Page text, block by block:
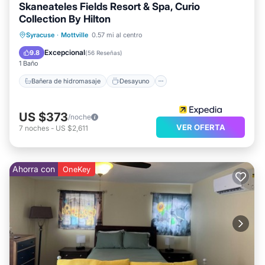
considerados "precisos". Si tiene alguna preocupación
sobre el información o precisión que describe esto Hotel,
por favor déjanos saber.
Skaneateles Fields Resort & Spa, Curio
Collection By Hilton
Syracuse · Mottville 0.57 mi al centro
9.8 Excepcional(56 Reseñas)
1 Baño
Bañera de hidromasaje Desayuno
Bañera de hidromasaje
Aparcamiento
US $373/noche
7 noches - US $2,611 VER OFERTA
Ahorra con OneKey